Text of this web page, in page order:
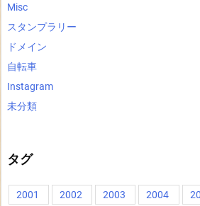
Misc
スタンプラリー
ドメイン
自転車
Instagram
未分類
タグ
2001 2002 2003 2004